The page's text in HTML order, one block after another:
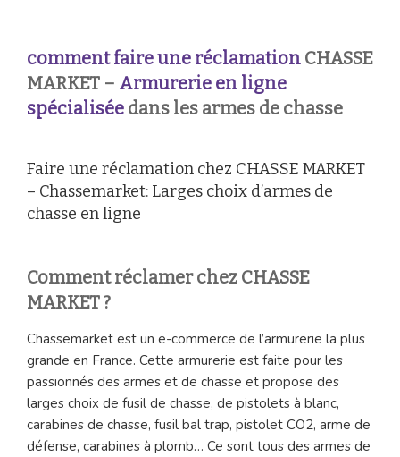
comment faire une réclamation CHASSE
MARKET – Armurerie en ligne
spécialisée dans les armes de chasse
Faire une réclamation chez CHASSE MARKET
– Chassemarket: Larges choix d’armes de
chasse en ligne
Comment réclamer chez CHASSE
MARKET ?
Chassemarket est un e-commerce de l’armurerie la plus
grande en France. Cette armurerie est faite pour les
passionnés des armes et de chasse et propose des
larges choix de fusil de chasse, de pistolets à blanc,
carabines de chasse, fusil bal trap, pistolet CO2, arme de
défense, carabines à plomb… Ce sont tous des armes de